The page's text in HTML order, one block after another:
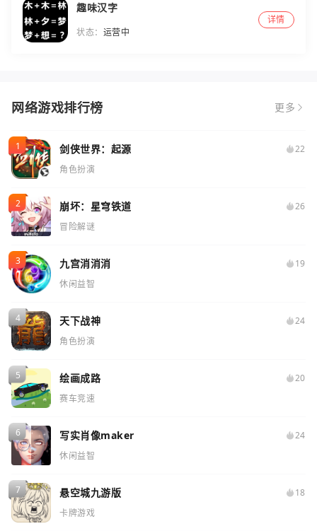
趣味汉字
状态： 运营中
详情
网络游戏排行榜 更多
剑侠世界：起源
22
角色扮演
崩坏：星穹铁道
26
冒险解谜
九宫消消消
19
休闲益智
天下战神
24
角色扮演
绘画成路
20
赛车竞速
写实肖像maker
24
休闲益智
悬空城九游版
18
卡牌游戏